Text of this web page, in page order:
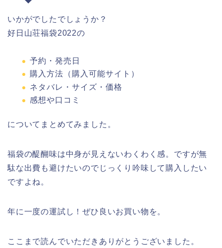
いかがでしたでしょうか？
好日山荘福袋2022の
予約・発売日
購入方法（購入可能サイト）
ネタバレ・サイズ・価格
感想や口コミ
についてまとめてみました。
福袋の醍醐味は中身が見えないわくわく感。ですが無
駄な出費も避けたいのでじっくり吟味して購入したい
ですよね。
年に一度の運試し！ぜひ良いお買い物を。
ここまで読んでいただきありがとうございました。